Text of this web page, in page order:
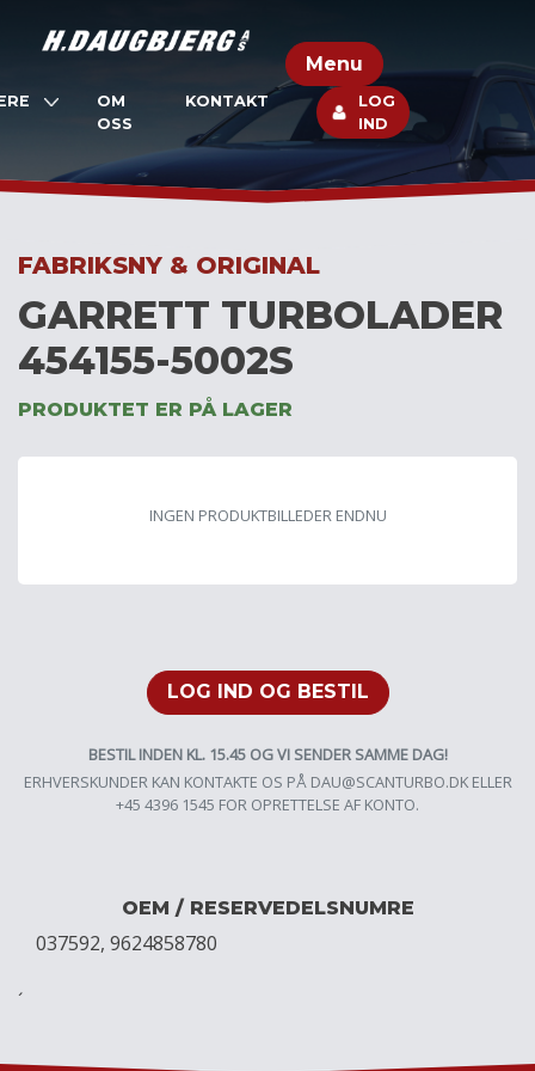
Menu
OM
OSS
KONTAKT
LOG
IND
FABRIKSNY & ORIGINAL
GARRETT TURBOLADER
454155-5002S
PRODUKTET ER PÅ LAGER
INGEN PRODUKTBILLEDER ENDNU
LOG IND OG BESTIL
BESTIL INDEN KL. 15.45 OG VI SENDER SAMME DAG!
ERHVERSKUNDER KAN KONTAKTE OS PÅ DAU@SCANTURBO.DKELLER
+45 4396 1545 FOR OPRETTELSE AF KONTO.
OEM / RESERVEDELSNUMRE
037592, 9624858780
´